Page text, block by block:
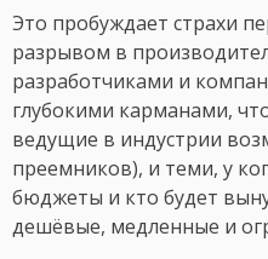
Это пробуждает страхи
разрывом в
разработчиками и
глубокими карманами,
ведущие в индустрии
преемников), и теми, у
бюджеты и кто будет
дешёвые, медленные и